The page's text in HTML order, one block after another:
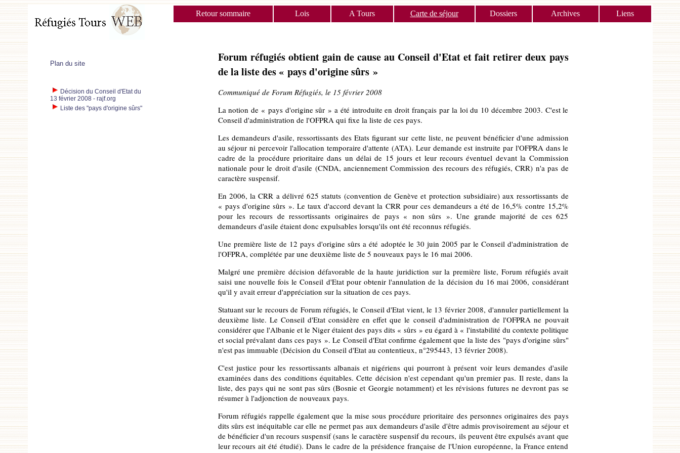
Retour sommaire Lois A Tours Carte de séjour Dossiers Archives Liens
Plan du site
Décision du Conseil d'Etat du
13 février 2008 - rajf.org
Liste des "pays d'origine sûrs"
Forum réfugiés obtient gain de cause au Conseil d'Etat et fait retirer deux pays
de la liste des « pays d'origine sûrs »
Communiqué de Forum Réfugiés, le 15 février 2008
La notion de « pays d'origine sûr » a été introduite en droit français par la loi du 10 décembre 2003. C'est le
Conseil d'administration de l'OFPRA qui fixe la liste de ces pays.
Les demandeurs d'asile, ressortissants des Etats figurant sur cette liste, ne peuvent bénéficier d'une admission
au séjour ni percevoir l'allocation temporaire d'attente (ATA). Leur demande est instruite par l'OFPRA dans le
cadre de la procédure prioritaire dans un délai de 15 jours et leur recours éventuel devant la Commission
nationale pour le droit d'asile (CNDA, anciennement Commission des recours des réfugiés, CRR) n'a pas de
caractère suspensif.
En 2006, la CRR a délivré 625 statuts (convention de Genève et protection subsidiaire) aux ressortissants de
« pays d'origine sûrs ». Le taux d'accord devant la CRR pour ces demandeurs a été de 16,5% contre 15,2%
pour les recours de ressortissants originaires de pays « non sûrs ». Une grande majorité de ces 625
demandeurs d'asile étaient donc expulsables lorsqu'ils ont été reconnus réfugiés.
Une première liste de 12 pays d'origine sûrs a été adoptée le 30 juin 2005 par le Conseil d'administration de
l'OFPRA, complétée par une deuxième liste de 5 nouveaux pays le 16 mai 2006.
Malgré une première décision défavorable de la haute juridiction sur la première liste, Forum réfugiés avait
saisi une nouvelle fois le Conseil d'Etat pour obtenir l'annulation de la décision du 16 mai 2006, considérant
qu'il y avait erreur d'appréciation sur la situation de ces pays.
Statuant sur le recours de Forum réfugiés, le Conseil d'Etat vient, le 13 février 2008, d'annuler partiellement la
deuxième liste. Le Conseil d'Etat considère en effet que le conseil d'administration de l'OFPRA ne pouvait
considérer que l'Albanie et le Niger étaient des pays dits « sûrs » eu égard à « l'instabilité du contexte politique
et social prévalant dans ces pays ». Le Conseil d'Etat confirme également que la liste des "pays d'origine sûrs"
n'est pas immuable (Décision du Conseil d'Etat au contentieux, n°295443, 13 février 2008).
C'est justice pour les ressortissants albanais et nigériens qui pourront à présent voir leurs demandes d'asile
examinées dans des conditions équitables. Cette décision n'est cependant qu'un premier pas. Il reste, dans la
liste, des pays qui ne sont pas sûrs (Bosnie et Georgie notamment) et les révisions futures ne devront pas se
résumer à l'adjonction de nouveaux pays.
Forum réfugiés rappelle également que la mise sous procédure prioritaire des personnes originaires des pays
dits sûrs est inéquitable car elle ne permet pas aux demandeurs d'asile d'être admis provisoirement au séjour et
de bénéficier d'un recours suspensif (sans le caractère suspensif du recours, ils peuvent être expulsés avant que
leur recours ait été étudié). Dans le cadre de la présidence française de l'Union européenne, la France entend